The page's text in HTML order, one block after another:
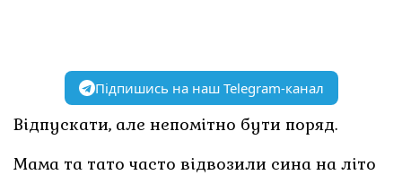
Підпишись на наш Telegram-канал
Відпускати, але непомітно бути поряд.
Мама та тато часто відвозили сина на літо